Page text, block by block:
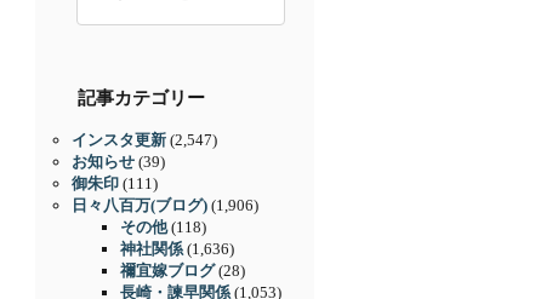
記事カテゴリー
インスタ更新 (2,547)
お知らせ (39)
御朱印 (111)
日々八百万(ブログ) (1,906)
その他(118)
神社関係 (1,636)
禰宜嫁ブログ(28)
長崎・諫早関係 (1,053)